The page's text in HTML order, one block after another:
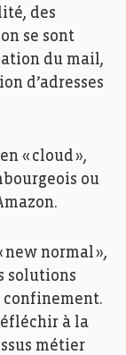
des
se sont
du mail,
d’adresses
« cloud»,
ou
new normal »,
solutions
confinement.
à la
métier